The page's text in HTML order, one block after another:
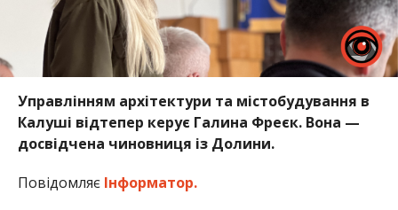
Управлінням архітектури та містобудування в
Калуші відтепер керує Галина Фреєк. Вона —
досвідчена чиновниця із Долини.
Повідомляє Інформатор.